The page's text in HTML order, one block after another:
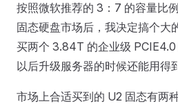
按照微软推荐的 3：7 的容量比
固态硬盘市场后，我决定搞个大
买两个 3.84T 的企业级 PCIE4.0
以后升级服务器的时候还能用得
市场上合适买到的 U2 固态有两